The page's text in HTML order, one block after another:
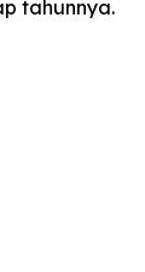
tahunnya.